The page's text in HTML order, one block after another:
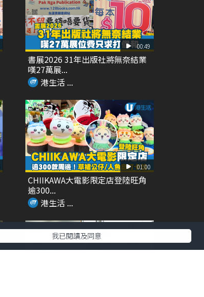
00:49
書展2026 31年出版社將無奈結業
嘆27萬展...
港生活 ...
01:00
CHIIKAWA大電影限定店登陸旺角
逾300...
港生活 ...
我已閱讀及同意